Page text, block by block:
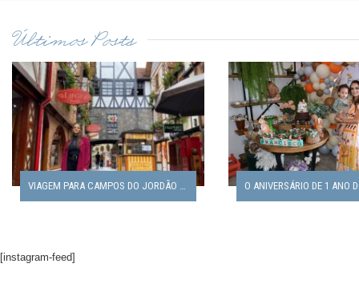
Últimos Posts
[instagram-feed]